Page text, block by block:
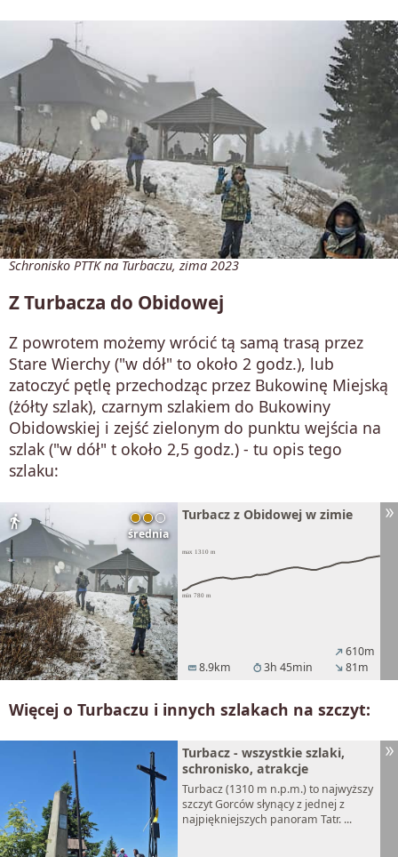
Schronisko PTTK na Turbaczu, zima 2023
Z Turbacza do Obidowej
Z powrotem możemy wrócić tą samą trasą przez
Stare Wierchy ("w dół" to około 2 godz.), lub
zatoczyć pętlę przechodząc przez Bukowinę Miejską
(żółty szlak), czarnym szlakiem do Bukowiny
Obidowskiej i zejść zielonym do punktu wejścia na
szlak ("w dół" t około 2,5 godz.) - tu opis tego
szlaku:
średnia
directions_walk Turbacz z Obidowej w zimie
straighten 8.9km timer 3h 45min
north_east 610m
south_east 81m
Więcej o Turbaczu i innych szlakach na szczyt:
Turbacz - wszystkie szlaki,
schronisko, atrakcje
Turbacz (1310 m n.p.m.) to najwyższy
szczyt Gorców słynący z jednej z
najpiękniejszych panoram Tatr. ...